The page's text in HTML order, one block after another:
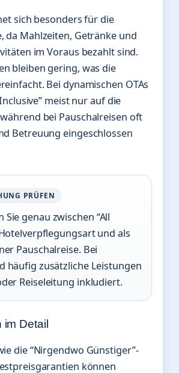
sich besonders für die
da Mahlzeiten, Getränke und
im Voraus bezahlt sind.
bleiben gering, was die
Bei dynamischen OTAs
meist nur auf die
bei Pauschalreisen oft
Betreuung eingeschlossen
PRÜFEN
Sie genau zwischen “All
und als
Pauschalreise. Bei
häufig zusätzliche Leistungen
Reiseleitung inkludiert.
Detail
die “Nirgendwo Günstiger”-
können